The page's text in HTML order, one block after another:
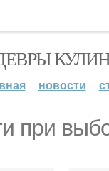
новости
при